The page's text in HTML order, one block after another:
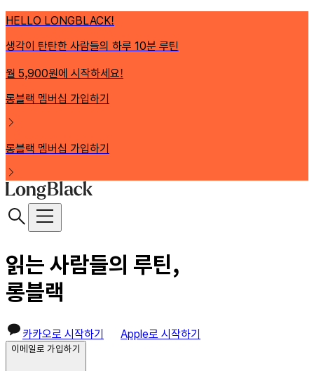
HELLO LONGBLACK!
생각이 탄탄한 사람들의 하루 10분 루틴
월 5,900원에 시작하세요!
롱블랙 멤버십 가입하기
롱블랙 멤버십 가입하기
읽는 사람들의 루틴,
롱블랙
카카오로 시작하기 Apple로 시작하기
이메일로 가입하기